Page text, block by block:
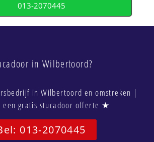
013-2070445
in Wilbertoord?
in Wilbertoord en omstreken |
een gratis stucadoor offerte ★
013-2070445